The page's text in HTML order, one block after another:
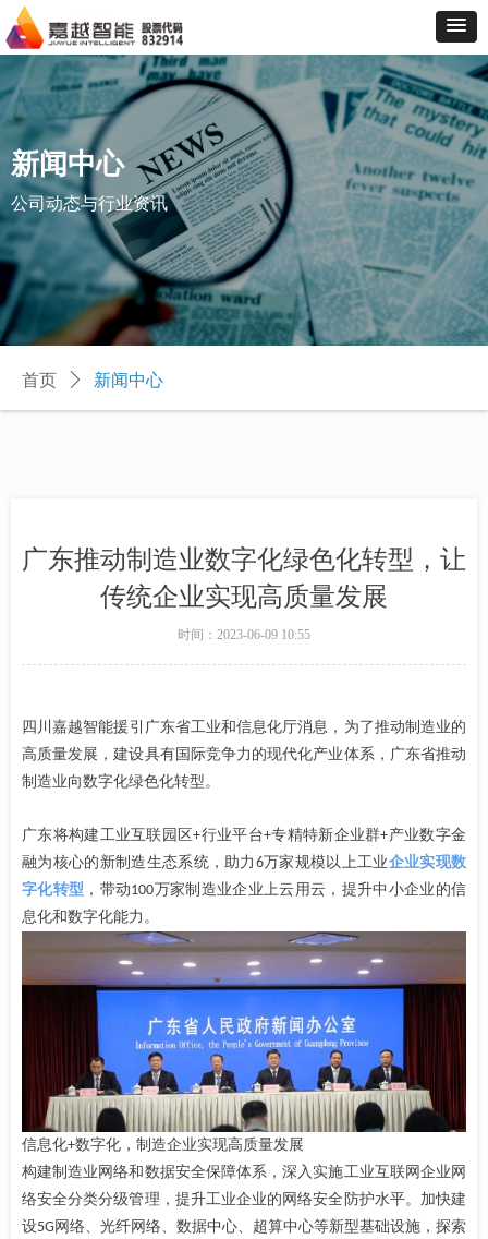
广东推动制造业数字化绿色化转型，让
传统企业实现高质量发展
时间： 2023-06-09 10:55
四川嘉越智能援引广东省工业和信息化厅消息，为了推动制造业的
高质量发展，建设具有国际竞争力的现代化产业体系，广东省推动
制造业向数字化绿色化转型。
广东将构建工业互联园区+行业平台+专精特新企业群+产业数字金
融为核心的新制造生态系统，助力 6万家规模以上工业企业实现数
字化转型 ，带动100万家制造业企业上云用云，提升中小企业的信
息化和数字化能力。
信息化+数字化，制造企业实现高质量发展
构建制造业网络和数据安全保障体系，深入实施工业互联网企业网
络安全分类分级管理，提升工业企业的网络安全防护水平。加快建
设5G 网络、光纤网络、数据中心、超算中心等新型基础设施，探索
首页 ꄲ 新闻中心
新闻中心
公司动态与行业资讯